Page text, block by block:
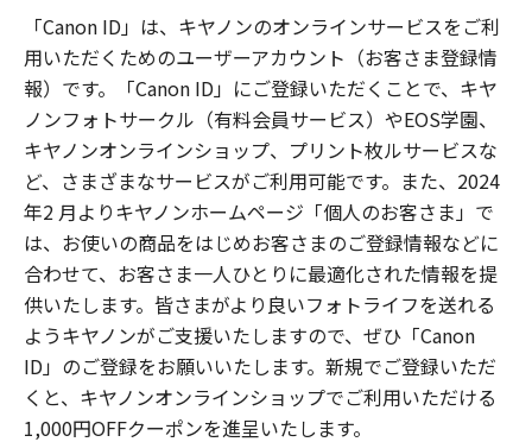
「Canon ID」は、キヤノンのオンラインサービスをご利
用いただくためのユーザーアカウント（お客さま登録情
報）です。「Canon ID」にご登録いただくことで、キヤ
ノンフォトサークル（有料会員サービス）やEOS学園、
キヤノンオンラインショップ、プリント枚ルサービスな
ど、さまざまなサービスがご利用可能です。また、2024
年2 月よりキヤノンホームページ「個人のお客さま」で
は、お使いの商品をはじめお客さまのご登録情報などに
合わせて、お客さま一人ひとりに最適化された情報を提
供いたします。皆さまがより良いフォトライフを送れる
ようキヤノンがご支援いたしますので、ぜひ「Canon
ID」のご登録をお願いいたします。新規でご登録いただ
くと、キヤノンオンラインショップでご利用いただける
1,000円OFFクーポンを進呈いたします。